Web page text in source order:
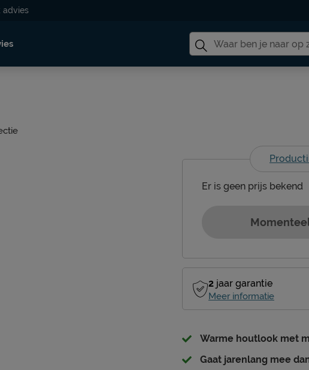
advies
Er is geen prijs bekend
2 jaar garantie
Meer informatie
Warme houtlook met
Gaat jarenlang mee